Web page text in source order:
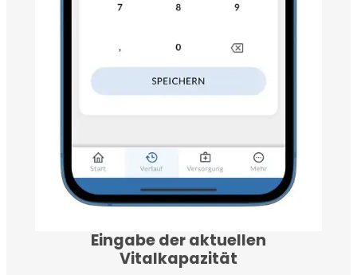
Eingabe der aktuellen
Vitalkapazität